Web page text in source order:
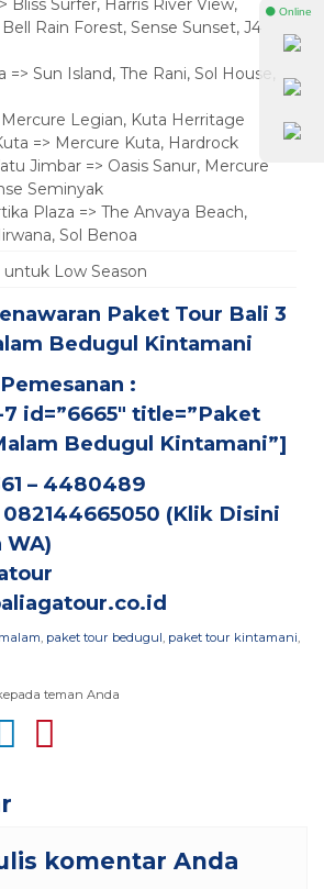
Rain Forest, Sense Sunset, J4
Sun Island, The Rani, Sol House,
Mercure Legian, Kuta Herritage
=> Mercure Kuta, Hardrock
Jimbar => Oasis Sanur, Mercure
Seminyak
Plaza => The Anvaya Beach,
Sol Benoa
untuk Low Season
Paket Tour Bali 3
Bedugul Kintamani
:
id=”6665″ title=”Paket
Bedugul Kintamani”]
– 4480489
(Klik Disini
WA)
paket tour bedugul paket tour kintamani
teman Anda
komentar Anda
⚫ Online